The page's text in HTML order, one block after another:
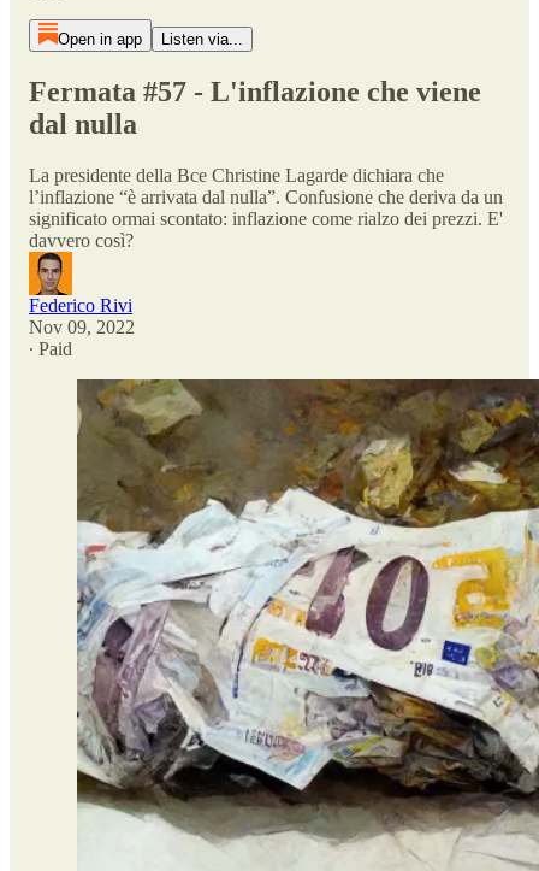
Open in app Listen via...
Fermata #57 - L'inflazione che viene
dal nulla
La presidente della Bce Christine Lagarde dichiara che
l’inflazione “è arrivata dal nulla”. Confusione che deriva da un
significato ormai scontato: inflazione come rialzo dei prezzi. E'
davvero così?
Federico Rivi
Nov 09, 2022
∙ Paid